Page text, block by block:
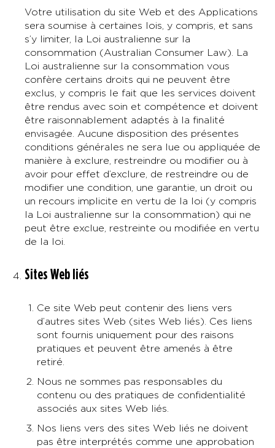
Votre utilisation du site Web et des Applications
sera soumise à certaines lois, y compris, et sans
s’y limiter, la Loi australienne sur la
consommation (Australian Consumer Law). La
Loi australienne sur la consommation vous
confère certains droits qui ne peuvent être
exclus, y compris le fait que les services doivent
être rendus avec soin et compétence et doivent
être raisonnablement adaptés à la finalité
envisagée. Aucune disposition des présentes
conditions générales ne sera lue ou appliquée de
manière à exclure, restreindre ou modifier ou à
avoir pour effet d’exclure, de restreindre ou de
modifier une condition, une garantie, un droit ou
un recours implicite en vertu de la loi (y compris
la Loi australienne sur la consommation) qui ne
peut être exclue, restreinte ou modifiée en vertu
de la loi.
Sites Web liés
Ce site Web peut contenir des liens vers
d’autres sites Web (sites Web liés). Ces liens
sont fournis uniquement pour des raisons
pratiques et peuvent être amenés à être
retiré.
Nous ne sommes pas responsables du
contenu ou des pratiques de confidentialité
associés aux sites Web liés.
Nos liens vers des sites Web liés ne doivent
pas être interprétés comme une approbation